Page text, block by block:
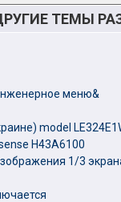
ТЕМЫ
меню&
model
H43A6100
1/3